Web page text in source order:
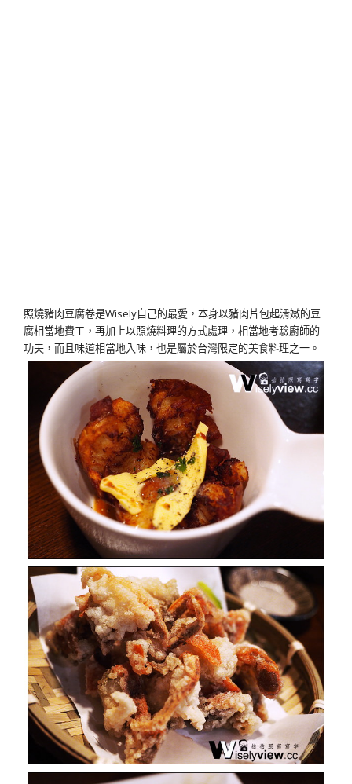
照燒豬肉豆腐卷是Wisely自己的最愛，本身以豬肉片包起滑嫩的豆
腐相當地費工，再加上以照燒料理的方式處理，相當地考驗廚師的
功夫，而且味道相當地入味，也是屬於台灣限定的美食料理之一。